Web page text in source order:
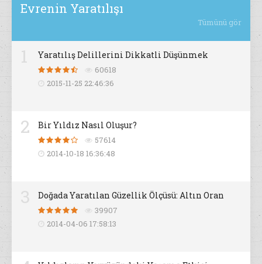
Evrenin Yaratılışı
Tümünü gör
Yaratılış Delillerini Dikkatli Düşünmek
60618
2015-11-25 22:46:36
2 Bir Yıldız Nasıl Oluşur?
57614
2014-10-18 16:36:48
Doğada Yaratılan Güzellik Ölçüsü: Altın Oran
39907
2014-04-06 17:58:13